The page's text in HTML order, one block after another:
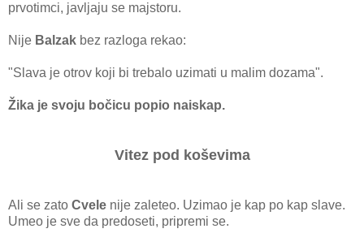
prvotimci, javljaju se majstoru.
Nije Balzak bez razloga rekao:
"Slava je otrov koji bi trebalo uzimati u malim dozama".
Žika je svoju bočicu popio naiskap.
Vitez pod koševima
Ali se zato Cvele nije zaleteo. Uzimao je kap po kap slave.
Umeo je sve da predoseti, pripremi se.